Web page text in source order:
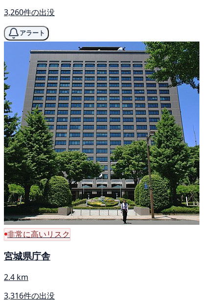
3,260件の出没
アラート
非常に高いリスク
宮城県庁舎
2.4 km
3,316件の出没